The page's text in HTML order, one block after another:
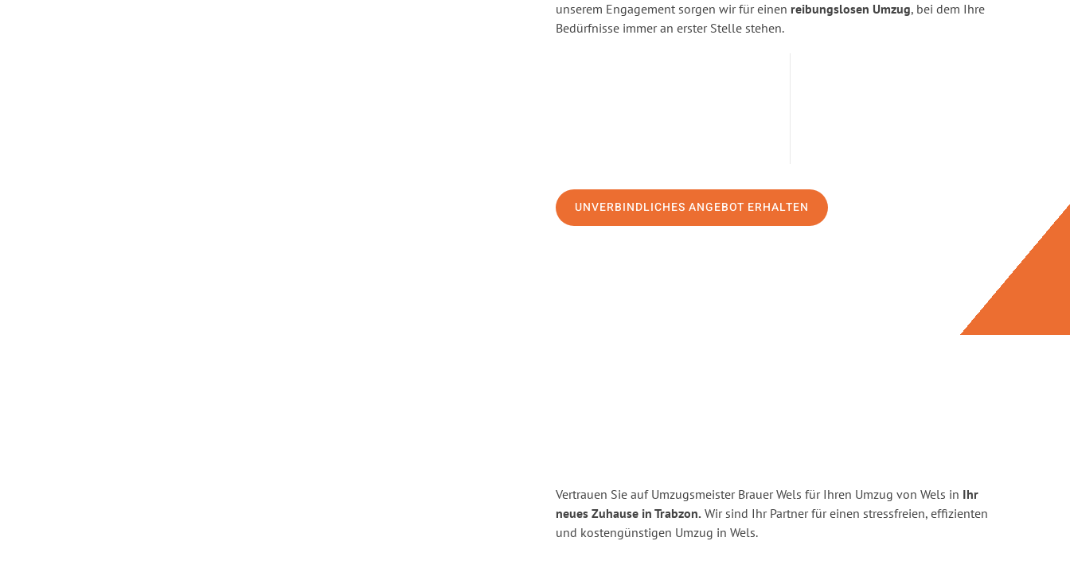
unserem Engagement sorgen wir für einen reibungslosen Umzug, bei dem Ihre
Bedürfnisse immer an erster Stelle stehen.
UNVERBINDLICHES ANGEBOT ERHALTEN
Vertrauen Sie auf Umzugsmeister Brauer Wels für Ihren Umzug von Wels in Ihr
neues Zuhause in Trabzon. Wir sind Ihr Partner für einen stressfreien, effizienten
und kostengünstigen Umzug in Wels.